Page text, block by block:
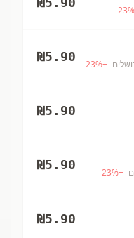
23%
+
23%
₪5.90
₪5.90
+
23%
₪5.90
₪5.90